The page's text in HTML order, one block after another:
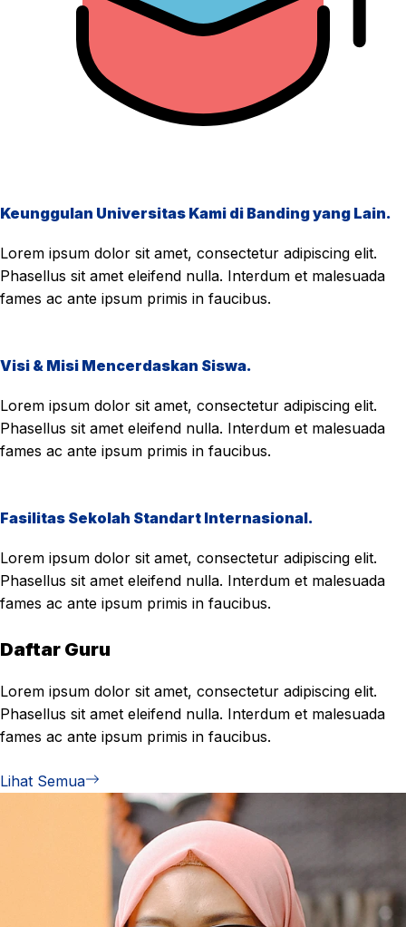
Keunggulan Universitas Kami di Banding yang Lain.
Lorem ipsum dolor sit amet, consectetur adipiscing elit.
Phasellus sit amet eleifend nulla. Interdum et malesuada
fames ac ante ipsum primis in faucibus.
Visi & Misi Mencerdaskan Siswa.
Lorem ipsum dolor sit amet, consectetur adipiscing elit.
Phasellus sit amet eleifend nulla. Interdum et malesuada
fames ac ante ipsum primis in faucibus.
Fasilitas Sekolah Standart Internasional.
Lorem ipsum dolor sit amet, consectetur adipiscing elit.
Phasellus sit amet eleifend nulla. Interdum et malesuada
fames ac ante ipsum primis in faucibus.
Daftar Guru
Lorem ipsum dolor sit amet, consectetur adipiscing elit.
Phasellus sit amet eleifend nulla. Interdum et malesuada
fames ac ante ipsum primis in faucibus.
Lihat Semua